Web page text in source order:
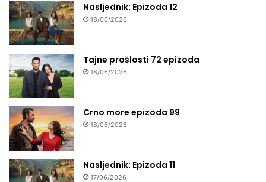
Nasljednik: Epizoda 12
18/06/2026
Tajne prošlosti 72 epizoda
18/06/2026
Crno more epizoda 99
18/06/2026
Nasljednik: Epizoda 11
17/06/2026